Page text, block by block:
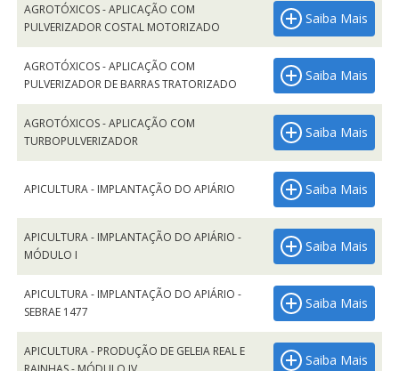
AGROTÓXICOS - APLICAÇÃO COM
PULVERIZADOR COSTAL MOTORIZADO
Saiba Mais
AGROTÓXICOS - APLICAÇÃO COM
PULVERIZADOR DE BARRAS TRATORIZADO
Saiba Mais
AGROTÓXICOS - APLICAÇÃO COM
TURBOPULVERIZADOR
Saiba Mais
APICULTURA - IMPLANTAÇÃO DO APIÁRIO Saiba Mais
APICULTURA - IMPLANTAÇÃO DO APIÁRIO -
MÓDULO I
Saiba Mais
APICULTURA - IMPLANTAÇÃO DO APIÁRIO -
SEBRAE 1477
Saiba Mais
APICULTURA - PRODUÇÃO DE GELEIA REAL E
Saiba Mais